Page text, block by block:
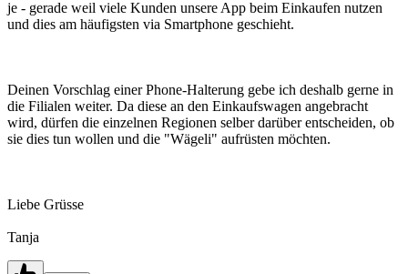
je - gerade weil viele Kunden unsere App beim Einkaufen nutzen
und dies am häufigsten via Smartphone geschieht.
Deinen Vorschlag einer Phone-Halterung gebe ich deshalb gerne in
die Filialen weiter. Da diese an den Einkaufswagen angebracht
wird, dürfen die einzelnen Regionen selber darüber entscheiden, ob
sie dies tun wollen und die "Wägeli" aufrüsten möchten.
Liebe Grüsse
Tanja